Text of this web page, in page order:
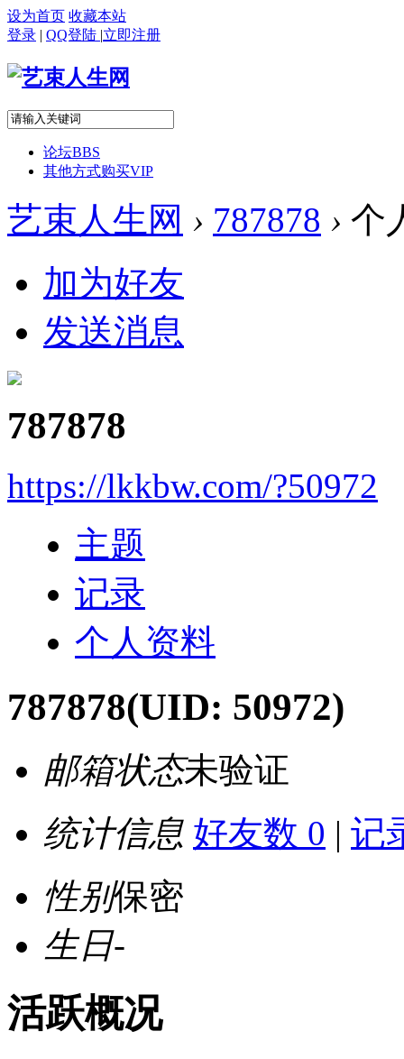
设为首页 收藏本站
登录 | QQ登陆 |立即注册
论坛BBS
其他方式购买VIP
艺束人生网 › 787878 › 个
加为好友
发送消息
787878
https://lkkbw.com/?50972
主题
记录
个人资料
787878(UID: 50972)
邮箱状态未验证
统计信息 好友数 0 | 记
性别保密
生日-
活跃概况